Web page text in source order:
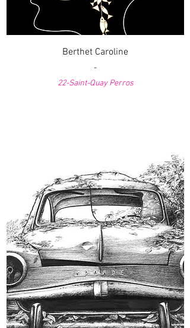
Berthet Caroline
-
22-Saint-Quay Perros